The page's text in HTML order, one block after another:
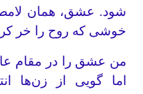
شود. عشق، همان
خوشی که روح را خر
من عشق را در مقام
اما گویی از زن‌ها